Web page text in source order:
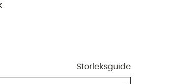
Storleksguide